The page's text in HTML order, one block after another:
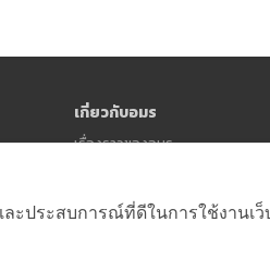
เกี่ยวกับอมร
เรื่องราวของอมร
ละประสบการณ์ที่ดีในการใช้งาน